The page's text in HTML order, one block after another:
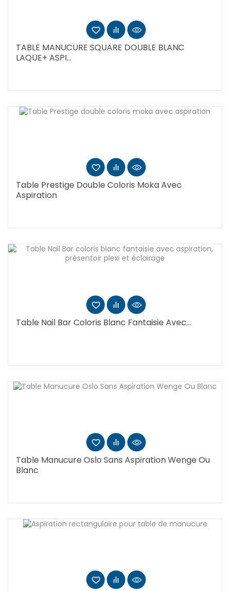
TABLE MANUCURE SQUARE DOUBLE BLANC
LAQUE+ ASPI...
Table Prestige Double Coloris Moka Avec
Aspiration
Table Nail Bar Coloris Blanc Fantaisie Avec...
Table Manucure Oslo Sans Aspiration Wenge Ou
Blanc